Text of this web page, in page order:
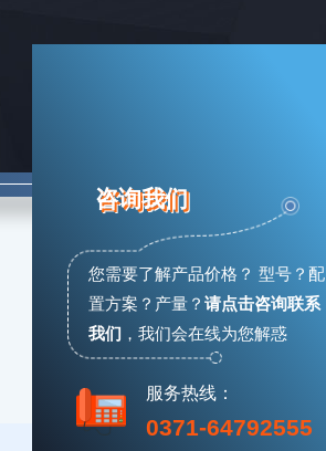
咨询我们
您需要了解产品价格？ 型号？配
置方案？产量？ 请点击咨询联系
我们 ， 我们会在线为您解惑
服务热线：
0371-64792555